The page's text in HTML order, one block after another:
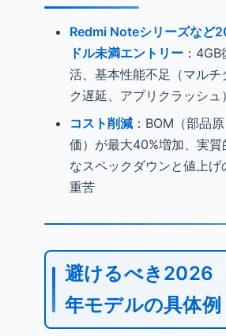
Redmi Noteシリーズなど
ドル未満エントリー ：4GB
活、基本性能不足（マルチ
ク遅延、アプリクラッシュ）
コスト削減 ：BOM（部品原
価）が最大40%増加、実質
なスペックダウンと値上げ
重苦
避けるべき2026
年モデルの具体例